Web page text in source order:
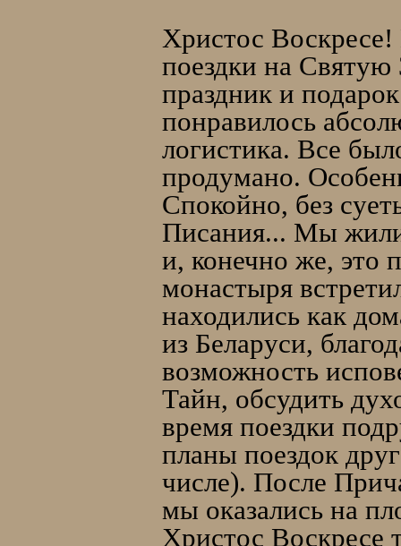
Христос
поездки на
праздник и
понравилось
логистика. Все
продумано.
Спокойно, без
Писания... Мы
и, конечно же, это
монастыря
находились как
из Беларуси,
возможность
Тайн, обсудить
время поездки
планы поездок
числе). После
мы оказались на
Христос Воскресе